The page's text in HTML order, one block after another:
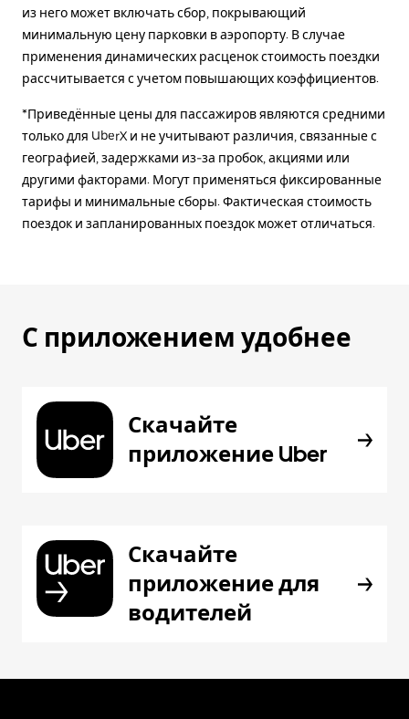
из него может включать сбор, покрывающий
минимальную цену парковки в аэропорту. В случае
применения динамических расценок стоимость поездки
рассчитывается с учетом повышающих коэффициентов.
*Приведённые цены для пассажиров являются средними
только для UberX и не учитывают различия, связанные с
географией, задержками из-за пробок, акциями или
другими факторами. Могут применяться фиксированные
тарифы и минимальные сборы. Фактическая стоимость
поездок и запланированных поездок может отличаться.
С приложением удобнее
Скачайте
приложение Uber
Скачайте
приложение для
водителей